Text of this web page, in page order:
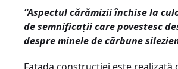
“Aspectul cărămizii închise la
de semnificații care povestesc
despre minele de cărbune